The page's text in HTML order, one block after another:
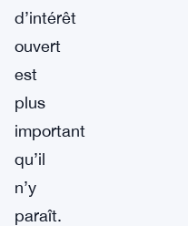
d’intérêt
ouvert
est
plus
important
qu’il
n’y
paraît.